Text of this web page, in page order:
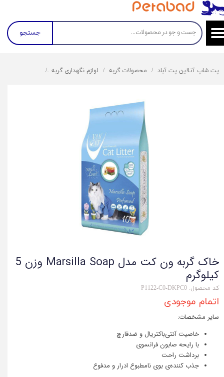
جستجو
پت شاپ آنلاین پت آباد محصولات گربه لوازم نگهداری گربه
خاک گربه ون کت مدل Marsilla Soap وزن 5
کیلوگرم
کد محصول: P1122-C0-DKPC0
اتمام موجودی
سایر مشخصات:
خاصیت آنتی‌باکتریال و ضدقارچ
با رایحه صابون فرانسوی
برداشت راحت
جذب کننده‌ی بوی نامطبوع ادرار و مدفوع